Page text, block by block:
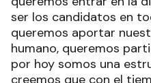
ser los candidatos en
queremos aportar
humano, queremos
por hoy somos una
creemos que con el